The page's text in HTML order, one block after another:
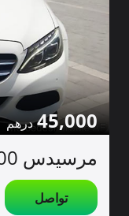
45,000
مرسيدس C200 للبيع
تواصل